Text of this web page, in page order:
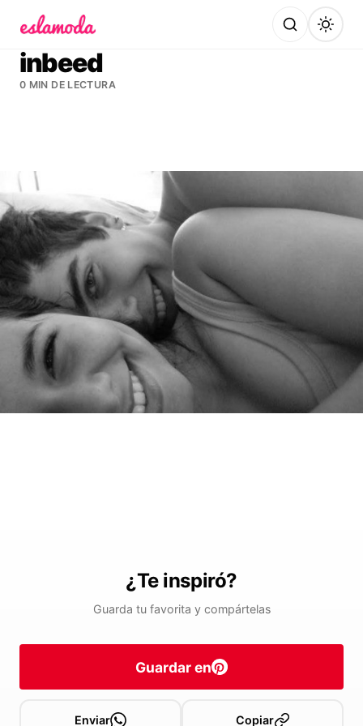
inbeed
0 MIN DE LECTURA
¿Te inspiró?
Guarda tu favorita y compártelas
Guardar en
Enviar Copiar